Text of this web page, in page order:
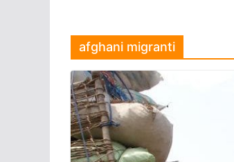
afghani migranti